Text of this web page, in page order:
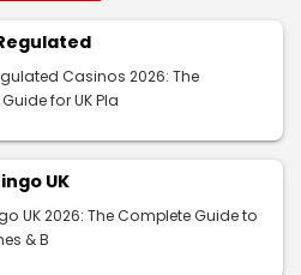
Casinos 2026: The
for UK Pla
UK
UK 2026: The Complete Guide to
& B